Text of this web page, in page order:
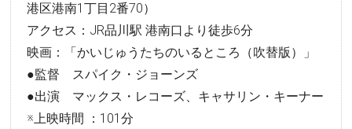
港区港南1丁目2番70）
アクセス：JR品川駅 港南口より徒歩6分
映画：「かいじゅうたちのいるところ（吹替版）」
●監督 スパイク・ジョーンズ
●出演 マックス・レコーズ、キャサリン・キーナー
※上映時間 ：101分